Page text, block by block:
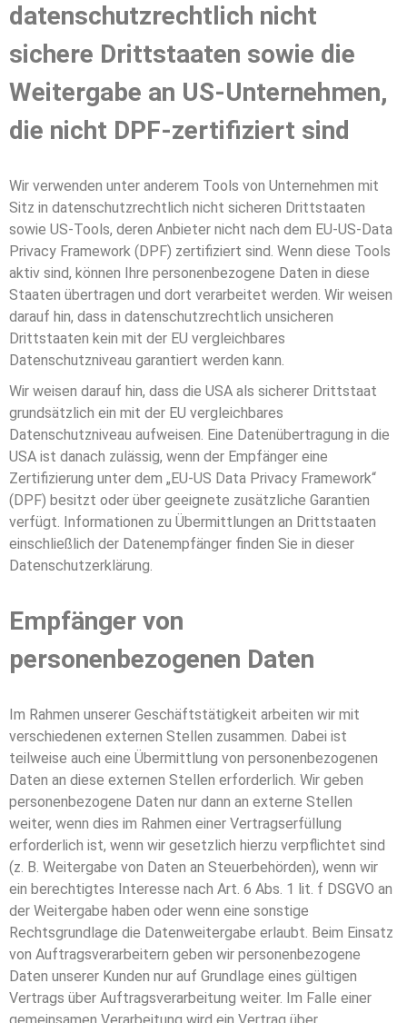
datenschutzrechtlich nicht
sichere Drittstaaten sowie die
Weitergabe an US-Unternehmen,
die nicht DPF-zertifiziert sind
Wir verwenden unter anderem Tools von Unternehmen mit
Sitz in datenschutzrechtlich nicht sicheren Drittstaaten
sowie US-Tools, deren Anbieter nicht nach dem EU-US-Data
Privacy Framework (DPF) zertifiziert sind. Wenn diese Tools
aktiv sind, können Ihre personenbezogene Daten in diese
Staaten übertragen und dort verarbeitet werden. Wir weisen
darauf hin, dass in datenschutzrechtlich unsicheren
Drittstaaten kein mit der EU vergleichbares
Datenschutzniveau garantiert werden kann.
Wir weisen darauf hin, dass die USA als sicherer Drittstaat
grundsätzlich ein mit der EU vergleichbares
Datenschutzniveau aufweisen. Eine Datenübertragung in die
USA ist danach zulässig, wenn der Empfänger eine
Zertifizierung unter dem „EU-US Data Privacy Framework“
(DPF) besitzt oder über geeignete zusätzliche Garantien
verfügt. Informationen zu Übermittlungen an Drittstaaten
einschließlich der Datenempfänger finden Sie in dieser
Datenschutzerklärung.
Empfänger von
personenbezogenen Daten
Im Rahmen unserer Geschäftstätigkeit arbeiten wir mit
verschiedenen externen Stellen zusammen. Dabei ist
teilweise auch eine Übermittlung von personenbezogenen
Daten an diese externen Stellen erforderlich. Wir geben
personenbezogene Daten nur dann an externe Stellen
weiter, wenn dies im Rahmen einer Vertragserfüllung
erforderlich ist, wenn wir gesetzlich hierzu verpflichtet sind
(z. B. Weitergabe von Daten an Steuerbehörden), wenn wir
ein berechtigtes Interesse nach Art. 6 Abs. 1 lit. f DSGVO an
der Weitergabe haben oder wenn eine sonstige
Rechtsgrundlage die Datenweitergabe erlaubt. Beim Einsatz
von Auftragsverarbeitern geben wir personenbezogene
Daten unserer Kunden nur auf Grundlage eines gültigen
Vertrags über Auftragsverarbeitung weiter. Im Falle einer